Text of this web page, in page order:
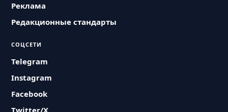
Реклама
Редакционные стандарты
СОЦСЕТИ
Telegram
Instagram
Facebook
Twitter/X